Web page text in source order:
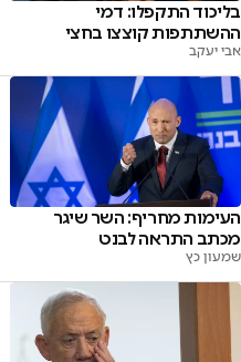
בליכוד התקפלו: דמי
ההשתתפות קוצצו בחצי
אבי יעקב
העימות מחריף: השר שיגר
מכתב התראה לבנט
שמעון כץ